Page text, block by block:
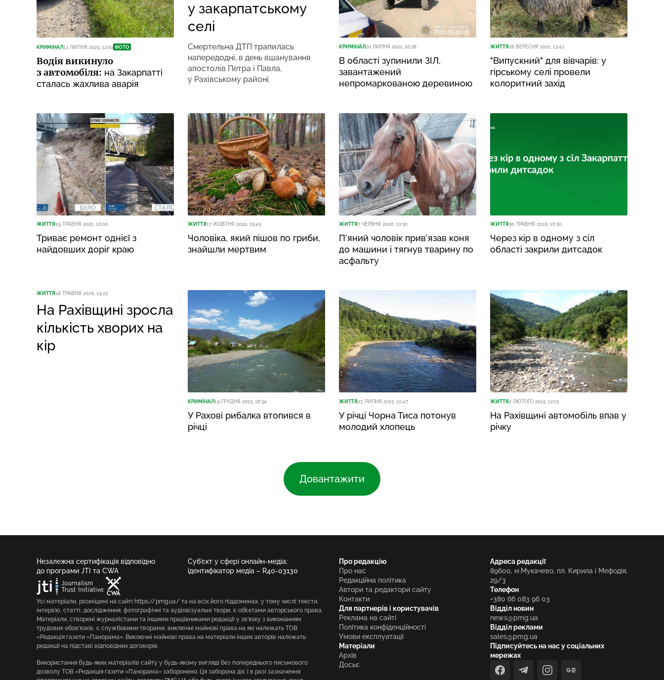
КРИМІНАЛ13 ЛИПНЯ 2023, 12:50 ФОТО
Водія викинуло
з автомобіля: на Закарпатті
сталась жахлива аварія
у закарпатському
селі
Смертельна ДТП трапилась
напередодні, в день вшанування
апостолів Петра і Павла,
у Рахівському районі.
КРИМІНАЛ20 ЛИПНЯ 2022, 16:28
В області зупинили ЗІЛ,
завантажений
непромаркованою деревиною
ЖИТТЯ28 ВЕРЕСНЯ 2021, 13:42
"Випускний" для вівчарів: у
гірському селі провели
колоритний захід
ЖИТТЯ19 ТРАВНЯ 2021, 16:00
Триває ремонт однієї з
найдовших доріг краю
ЖИТТЯ17 ЖОВТНЯ 2020, 15:43
Чоловіка, який пішов по гриби,
знайшли мертвим
ЖИТТЯ7 ЧЕРВНЯ 2018, 10:30
П’яний чоловік прив’язав коня
до машини і тягнув тварину по
асфальту
ЖИТТЯ30 ТРАВНЯ 2018, 16:30
Через кір в одному з сіл
області закрили дитсадок
ЖИТТЯ18 ТРАВНЯ 2018, 19:23
На Рахівщині зросла
кількість хворих на
кір
КРИМІНАЛ19 ГРУДНЯ 2015, 16:34
У Рахові рибалка втопився в
річці
ЖИТТЯ23 ЛИПНЯ 2015, 10:47
У річці Чорна Тиса потонув
молодий хлопець
ЖИТТЯ2 ЛЮТОГО 2015, 12:15
На Рахівщині автомобіль впав у
річку
Довантажити
Незалежна сертифікація відповідно
до програми JTI та CWA
Суб’єкт у сфері онлайн-медіа;
ідентифікатор медіа – R40-03130
Усі матеріали, розміщені на сайті https://pmg.ua/ та на всіх його піддоменах, у тому числі тексти,
інтерв’ю, статті, дослідження, фотографічні та аудіовізуальні твори, є об’єктами авторського права.
Матеріали, створені журналістами та іншими працівниками редакції у зв’язку з виконанням
трудових обов’язків, є службовими творами, виключні майнові права на які належать ТОВ
«Редакція газети «Панорама». Виключні майнові права на матеріали інших авторів належать
редакції на підставі відповідних договорів.
Використання будь-яких матеріалів сайту у будь-якому вигляді без попереднього письмового
дозволу ТОВ «Редакція газети «Панорама» заборонено. Ця заборона діє і в разі зазначення
Про редакцію
Про нас
Редакційна політика
Автори та редактори сайту
Контакти
Для партнерів і користувачів
Реклама на сайті
Політика конфіденційності
Умови експлуатації
Матеріали
Архів
Досьє
Адреса редакції
89600, м.Мукачево, пл. Кирила і Мефодія,
29/3
Телефон
+380 66 083 96 03
Відділ новин
news@pmg.ua
Відділ реклами
sales@pmg.ua
Підписуйтесь на нас у соціальних
мережах
facebooktelegraminstagramgoogle_news